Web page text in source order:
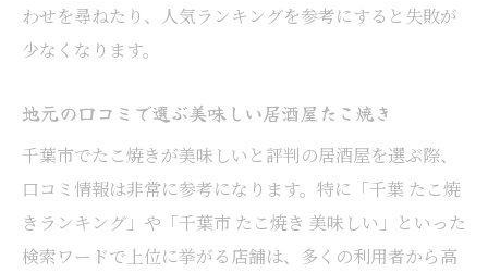
わせを尋ねたり、人気ランキングを参考にすると失敗が
少なくなります。
地元の口コミで選ぶ美味しい居酒屋たこ焼き
千葉市でたこ焼きが美味しいと評判の居酒屋を選ぶ際、
口コミ情報は非常に参考になります。特に「千葉 たこ焼
きランキング」や「千葉市 たこ焼き 美味しい」といった
検索ワードで上位に挙がる店舗は、多くの利用者から高